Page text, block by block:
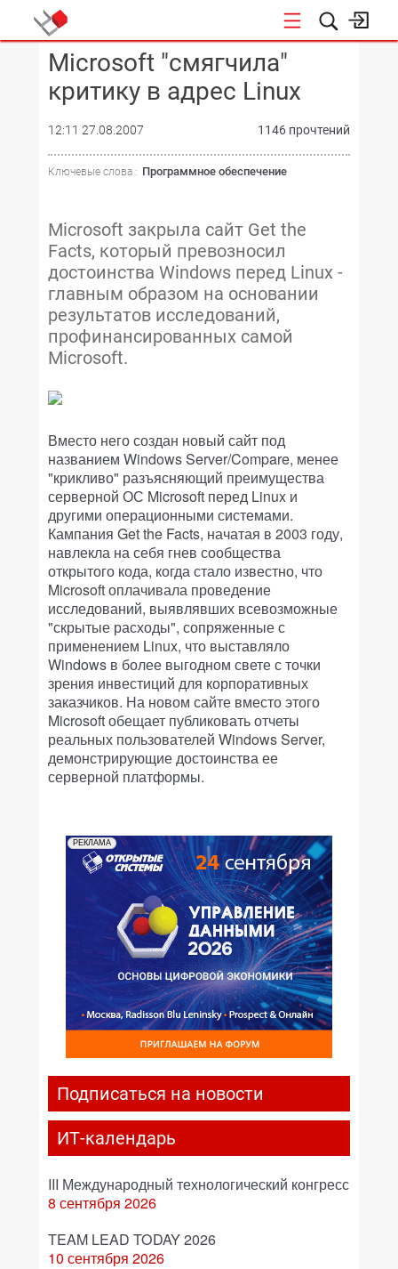
КОНФЕРЕНЦИИ
Microsoft "смягчила"
критику в адрес Linux
12:11 27.08.2007 1146 прочтений
Ключевые слова : Программное обеспечение
Microsoft закрыла сайт Get the
Facts, который превозносил
достоинства Windows перед Linux -
главным образом на основании
результатов исследований,
профинансированных самой
Microsoft.
Вместо него создан новый сайт под
названием Windows Server/Compare, менее
"крикливо" разъясняющий преимущества
серверной ОС Microsoft перед Linux и
другими операционными системами.
Кампания Get the Facts, начатая в 2003 году,
навлекла на себя гнев сообщества
открытого кода, когда стало известно, что
Microsoft оплачивала проведение
исследований, выявлявших всевозможные
"скрытые расходы", сопряженные с
применением Linux, что выставляло
Windows в более выгодном свете с точки
зрения инвестиций для корпоративных
заказчиков. На новом сайте вместо этого
Microsoft обещает публиковать отчеты
реальных пользователей Windows Server,
демонстрирующие достоинства ее
серверной платформы.
РЕКЛАМА
Подписаться на новости
ИТ-календарь
III Международный технологический конгресс
8 сентября 2026
TEAM LEAD TODAY 2026
10 сентября 2026